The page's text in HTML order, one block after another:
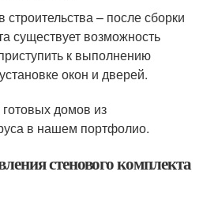
– после сборки
существует возможность
к выполнению
окон и дверей.
домов из
в нашем портфолио.
стенового комплекта